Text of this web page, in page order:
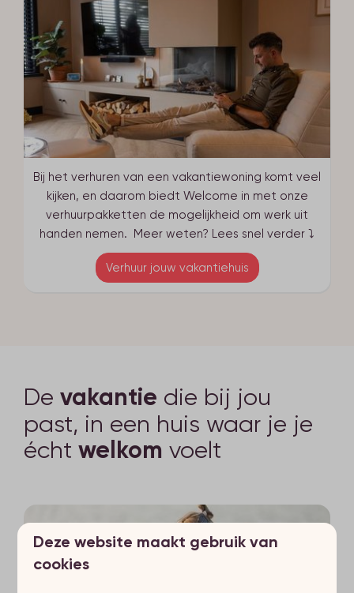
Bij het verhuren van een vakantiewoning komt veel
kijken, en daarom biedt Welcome in met onze
verhuurpakketten de mogelijkheid om werk uit
handen nemen. Meer weten? Lees snel verder ⤵
Verhuur jouw vakantiehuis
Devakantie die bij jou
past, in een huis waar je je
échtwelkom voelt
Deze website maakt gebruik van
cookies